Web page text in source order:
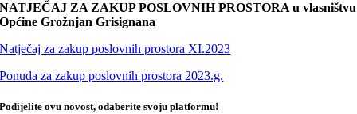
NATJEČAJ ZA ZAKUP POSLOVNIH PROSTORA u vlasništvu
Općine Grožnjan Grisignana
Natječaj za zakup poslovnih prostora XI.2023
Ponuda za zakup poslovnih prostora 2023.g.
Podijelite ovu novost, odaberite svoju platformu!